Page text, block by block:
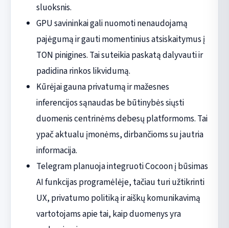
sluoksnis.
GPU savininkai gali nuomoti nenaudojamą
pajėgumą ir gauti momentinius atsiskaitymus į
TON pinigines. Tai suteikia paskatą dalyvauti ir
padidina rinkos likvidumą.
Kūrėjai gauna privatumą ir mažesnes
inferencijos sąnaudas be būtinybės siųsti
duomenis centrinėms debesų platformoms. Tai
ypač aktualu įmonėms, dirbančioms su jautria
informacija.
Telegram planuoja integruoti Cocoon į būsimas
AI funkcijas programėlėje, tačiau turi užtikrinti
UX, privatumo politiką ir aiškų komunikavimą
vartotojams apie tai, kaip duomenys yra